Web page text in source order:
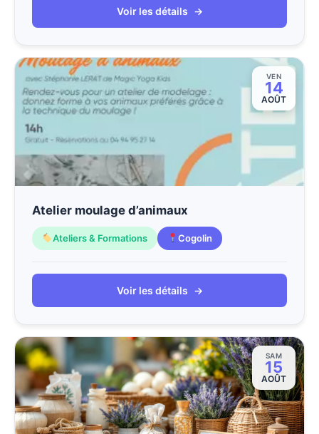
Voir les détails →
VEN
14
AOÛT
Atelier moulage d’animaux
Ateliers & Formations Cogolin
Voir les détails →
SAM
15
AOÛT